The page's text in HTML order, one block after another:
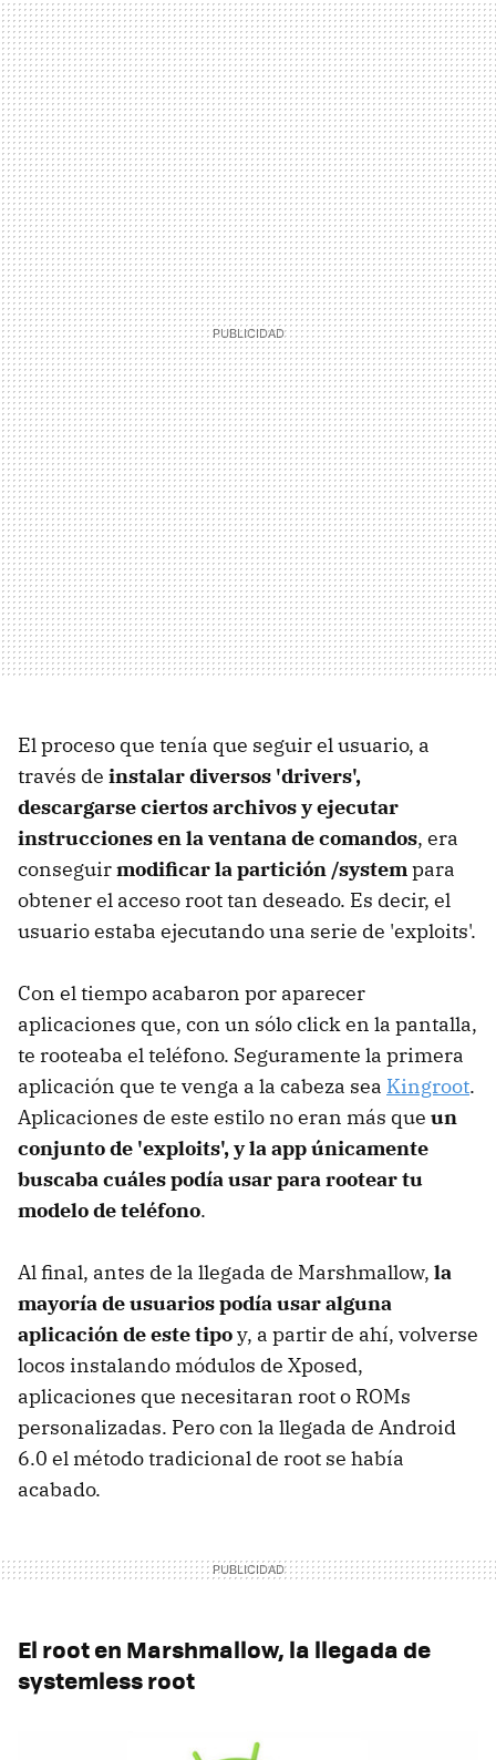
El proceso que tenía que seguir el usuario, a
través de instalar diversos 'drivers',
descargarse ciertos archivos y ejecutar
instrucciones en la ventana de comandos, era
conseguirmodificar la partición /systempara
obtener el acceso root tan deseado. Es decir, el
usuario estaba ejecutando una serie de 'exploits'.
Con el tiempo acabaron por aparecer
aplicaciones que, con un sólo click en la pantalla,
te rooteaba el teléfono. Seguramente la primera
aplicación que te venga a la cabeza sea Kingroot.
Aplicaciones de este estilo no eran más que un
conjunto de 'exploits', y la app únicamente
buscaba cuáles podía usar para rootear tu
modelo de teléfono.
Al final, antes de la llegada de Marshmallow, la
mayoría de usuarios podía usar alguna
aplicación de este tipoy, a partir de ahí, volverse
locos instalando módulos de Xposed,
aplicaciones que necesitaran root o ROMs
personalizadas. Pero con la llegada de Android
6.0 el método tradicional de root se había
acabado.
El root en Marshmallow, la llegada de
systemless root